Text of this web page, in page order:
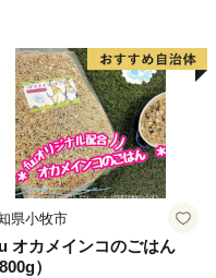
県小牧市
オカメインコのごはん
800g）